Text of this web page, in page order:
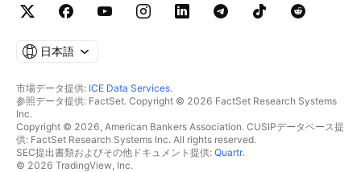
日本語
市場データ提供: ICE Data Services.
参照データ提供: FactSet. Copyright © 2026 FactSet Research Systems
Inc.
Copyright © 2026, American Bankers Association. CUSIPデータベース提
供: FactSet Research Systems Inc. All rights reserved.
SEC提出書類およびその他ドキュメント提供: Quartr.
© 2026 TradingView, Inc.